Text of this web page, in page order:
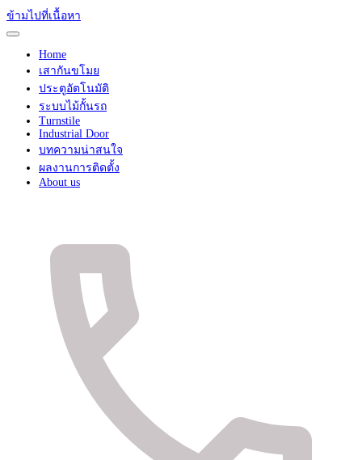
ข้ามไปที่เนื้อหา
Home
เสากันขโมย
ประตูอัตโนมัติ
ระบบไม้กั้นรถ
Turnstile
Industrial Door
บทความน่าสนใจ
ผลงานการติดตั้ง
About us